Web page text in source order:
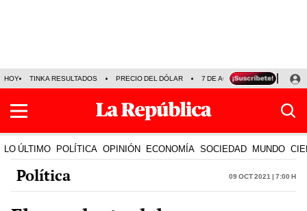
HOY TINKA RESULTADOS PRECIO DEL DÓLAR 7 DE AGOSTO OLLANTA
LO ÚLTIMO POLÍTICA OPINIÓN ECONOMÍA SOCIEDAD MUNDO
Política 09 Oct 2021 | 7:00 h